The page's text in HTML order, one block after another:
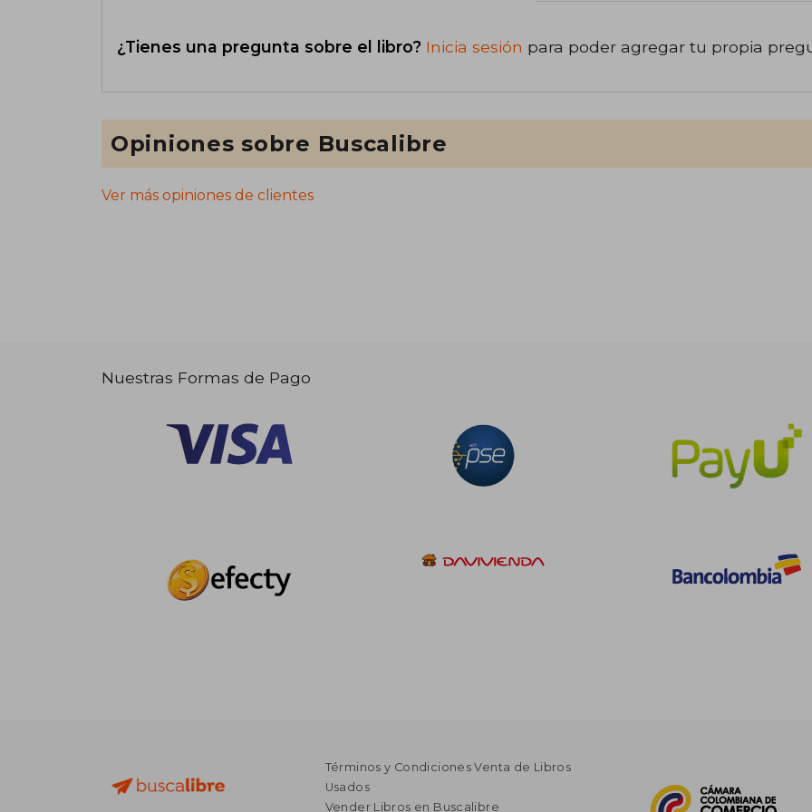
¿Tienes una pregunta sobre el libro? Inicia sesión para poder agregar tu propia
Opiniones sobre Buscalibre
Ver más opiniones de clientes
Nuestras Formas de Pago
Términos y Condiciones Venta de Libros
Usados
Vender Libros en Buscalibre